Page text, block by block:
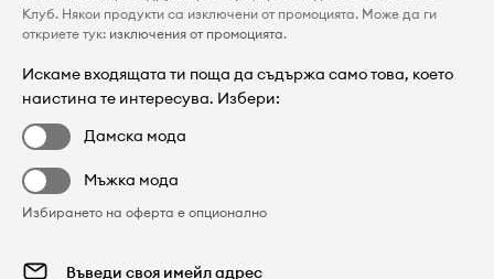
Клуб. Някои продукти са изключени от промоцията. Може да ги
откриете тук: изключения от промоцията.
Искаме входящата ти поща да съдържа само това, което
наистина те интересува. Избери:
Дамска мода
Мъжка мода
Избирането на оферта е опционално